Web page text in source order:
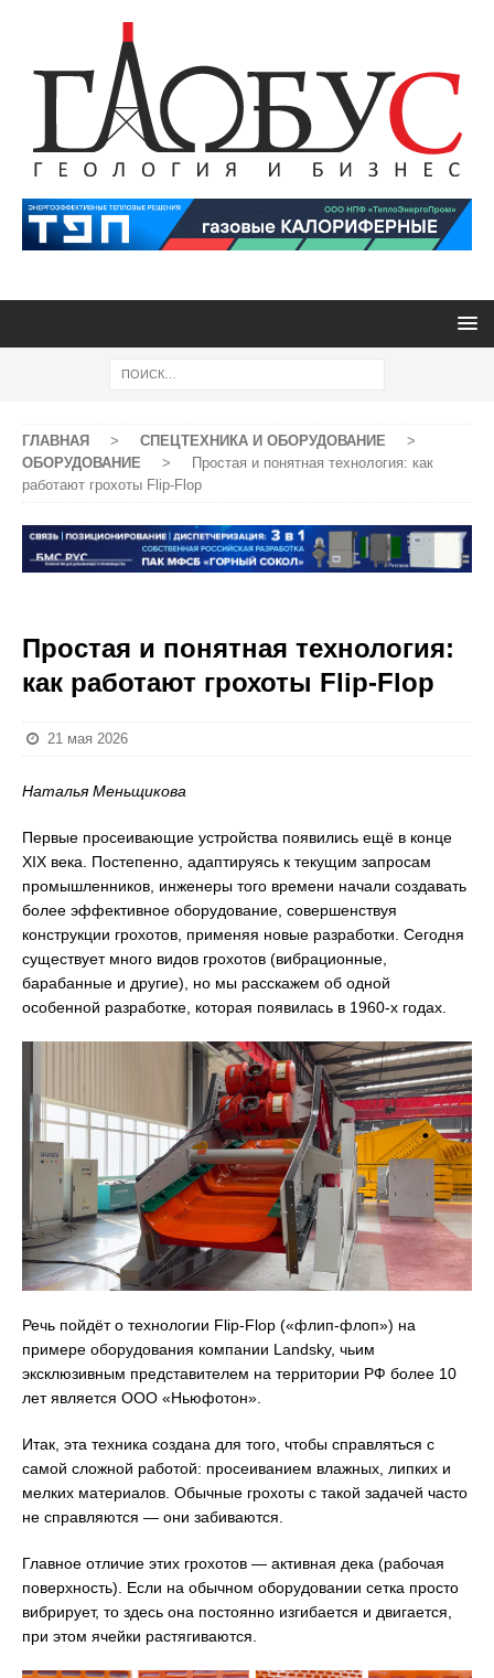
ГЛАВНАЯ > СПЕЦТЕХНИКА И ОБОРУДОВАНИЕ
>
ОБОРУДОВАНИЕ
>
Простая и понятная технология: как
работают грохоты Flip-Flop
Простая и понятная технология:
как работают грохоты Flip-Flop
21 мая 2026
Наталья Меньщикова
Первые просеивающие устройства появились ещё в конце
XIX века. Постепенно, адаптируясь к текущим запросам
промышленников, инженеры того времени начали создавать
более эффективное оборудование, совершенствуя
конструкции грохотов, применяя новые разработки. Сегодня
существует много видов грохотов (вибрационные,
барабанные и другие), но мы расскажем об одной
особенной разработке, которая появилась в 1960-х годах.
Речь пойдёт о технологии Flip-Flop («флип-флоп») на
примере оборудования компании Landsky, чьим
эксклюзивным представителем на территории РФ более 10
лет является ООО «Ньюфотон».
Итак, эта техника создана для того, чтобы справляться с
самой сложной работой: просеиванием влажных, липких и
мелких материалов. Обычные грохоты с такой задачей часто
не справляются — они забиваются.
Главное отличие этих грохотов — активная дека (рабочая
поверхность). Если на обычном оборудовании сетка просто
вибрирует, то здесь она постоянно изгибается и двигается,
при этом ячейки растягиваются.